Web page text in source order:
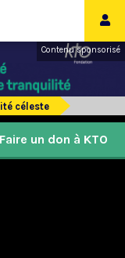
Contenu sponsorisé
céleste
Faire un don à KTO